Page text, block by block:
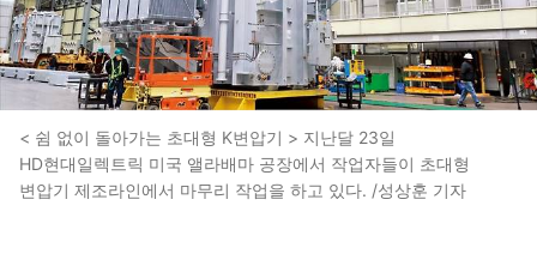
< 쉼 없이 돌아가는 초대형 K변압기 > 지난달 23일
HD현대일렉트릭 미국 앨라배마 공장에서 작업자들이 초대형
변압기 제조라인에서 마무리 작업을 하고 있다. /성상훈 기자